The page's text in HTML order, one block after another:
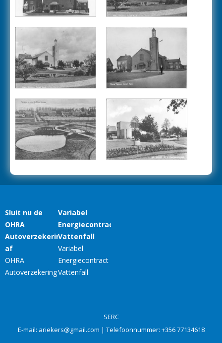
SERC
E-mail: ariekers@gmail.com | Telefoonnummer: +356 77134618